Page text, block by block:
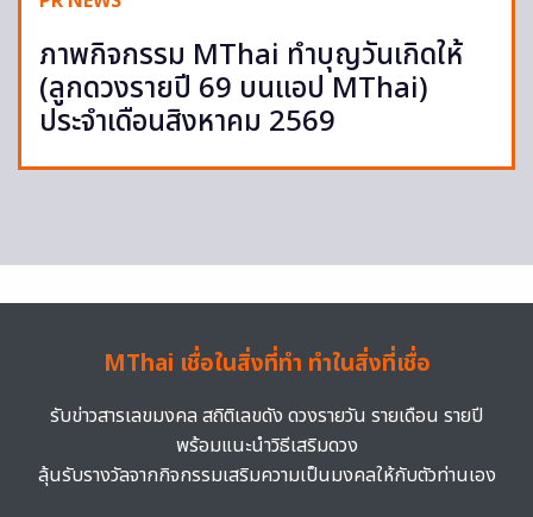
ภาพกิจกรรม MThai ทำบุญวันเกิดให้
(ลูกดวงรายปี 69 บนแอป MThai)
ประจำเดือนสิงหาคม 2569
MThai เชื่อในสิ่งที่ทำ ทำในสิ่งที่เชื่อ
รับข่าวสารเลขมงคล สถิติเลขดัง ดวงรายวัน รายเดือน รายปี
พร้อมแนะนำวิธีเสริมดวง
ลุ้นรับรางวัลจากกิจกรรมเสริมความเป็นมงคลให้กับตัวท่านเอง